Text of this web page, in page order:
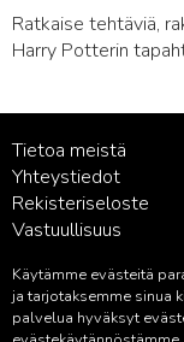
Ratkaise tehtäviä,
Harry Potterin
Tietoa meistä
Yhteystiedot
Rekisteriseloste
Vastuullisuus
Kustantamon
palvelu@readme.fi
Käytämme evästeitä
ja tarjotaksemme sinua
palvelua hyväksyt